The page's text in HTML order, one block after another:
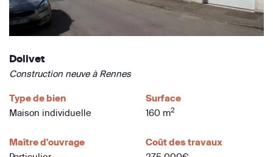
Dolivet
Construction neuve à Rennes
Type de bien
Maison individuelle
Surface
160 m2
Maître d'ouvrage
Coût des travaux